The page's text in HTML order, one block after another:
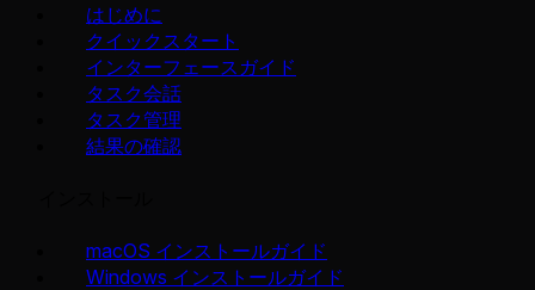
はじめに
クイックスタート
インターフェースガイド
タスク会話
タスク管理
結果の確認
macOS インストールガイド
Windows インストールガイド